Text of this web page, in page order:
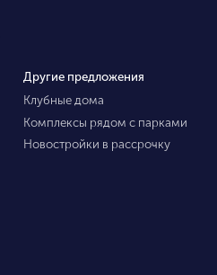
Другие предложения
Клубные дома
Комплексы рядом с парками
Новостройки в рассрочку